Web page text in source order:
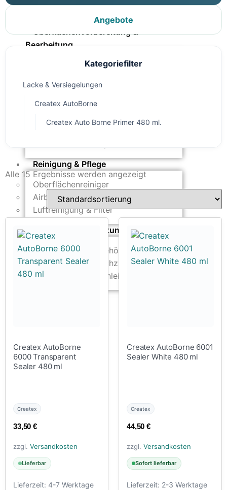
Oberflächenvorbereitung &
Bearbeitung
Spachtelmasse & Sprühspachtel
Sandstrahlen & Spezialbehandlungen
Reinigung & Pflege
Oberflächenreiniger
Airbrush-Reiniger
Luftreinigung & Filter
Zubehör & Ausstattung
Arbeitsplatz & Zubehör
Leerbehälter & Mischzubehör
Spezialliteratur & Anleitungen
Angebote
Kategoriefilter
Lacke & Versiegelungen
Createx AutoBorne
Createx Auto Borne Primer 480 ml.
Alle 15 Ergebnisse werden angezeigt
Createx AutoBorne
6000 Transparent
Sealer 480 ml
Createx
33,50€
zzgl. Versandkosten
Lieferbar
Lieferzeit: 4-7 Werktage
Createx AutoBorne 6001
Sealer White 480 ml
Createx
44,50€
zzgl. Versandkosten
Sofort lieferbar
Lieferzeit: 2-3 Werktage